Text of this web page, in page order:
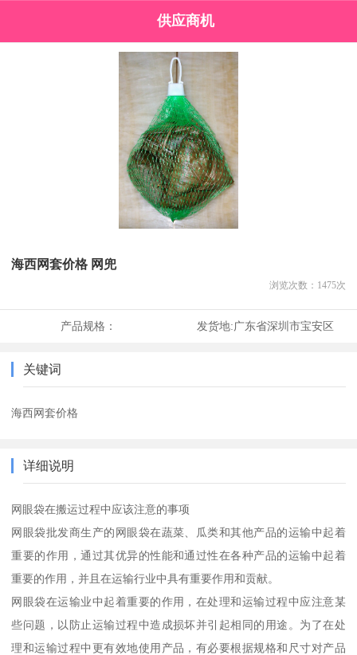
供应商机
海西网套价格 网兜
浏览次数： 1475次
产品规格： 发货地:广东省深圳市宝安区
关键词
海西网套价格
详细说明
网眼袋在搬运过程中应该注意的事项
网眼袋批发商生产的网眼袋在蔬菜、瓜类和其他产品的运输中起着
重要的作用，通过其优异的性能和通过性在各种产品的运输中起着
重要的作用，并且在运输行业中具有重要作用和贡献。
网眼袋在运输业中起着重要的作用，在处理和运输过程中应注意某
些问题，以防止运输过程中造成损坏并引起相同的用途。为了在处
理和运输过程中更有效地使用产品，有必要根据规格和尺寸对产品